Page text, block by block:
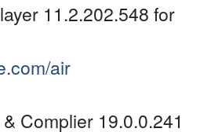
11.2.202.548 for
air
Complier 19.0.0.241